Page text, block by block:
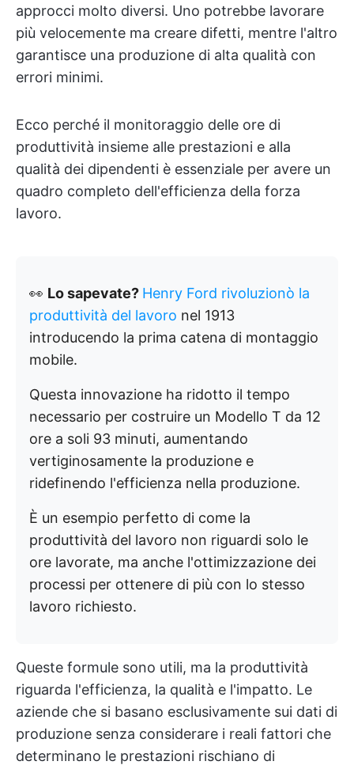
approcci molto diversi. Uno potrebbe lavorare
più velocemente ma creare difetti, mentre l'altro
garantisce una produzione di alta qualità con
errori minimi.
Ecco perché il monitoraggio delle ore di
produttività insieme alle prestazioni e alla
qualità dei dipendenti è essenziale per avere un
quadro completo dell'efficienza della forza
lavoro.
👀 Lo sapevate? Henry Ford rivoluzionò la
produttività del lavoro nel 1913
introducendo la prima catena di montaggio
mobile.
Questa innovazione ha ridotto il tempo
necessario per costruire un Modello T da 12
ore a soli 93 minuti, aumentando
vertiginosamente la produzione e
ridefinendo l'efficienza nella produzione.
È un esempio perfetto di come la
produttività del lavoro non riguardi solo le
ore lavorate, ma anche l'ottimizzazione dei
processi per ottenere di più con lo stesso
lavoro richiesto.
Queste formule sono utili, ma la produttività
riguarda l'efficienza, la qualità e l'impatto. Le
aziende che si basano esclusivamente sui dati di
produzione senza considerare i reali fattori che
determinano le prestazioni rischiano di